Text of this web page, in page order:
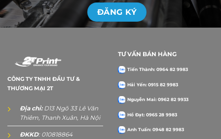
CÔNG TY TNHH ĐẦU TƯ &
THƯƠNG MẠI 2T
Địa chỉ:D13 Ngõ 33 Lê Văn
Thiêm, Thanh Xuân, Hà Nội
ĐKKD: 010818864
TƯ VẤN BÁN HÀNG
Tiến Thành: 0964 82 9983
Hải Yến: 0915 82 9983
Nguyễn Mai: 0962 82 9933
Hồ Đạt: 0965 28 9983
Anh Tuấn: 0948 82 9983